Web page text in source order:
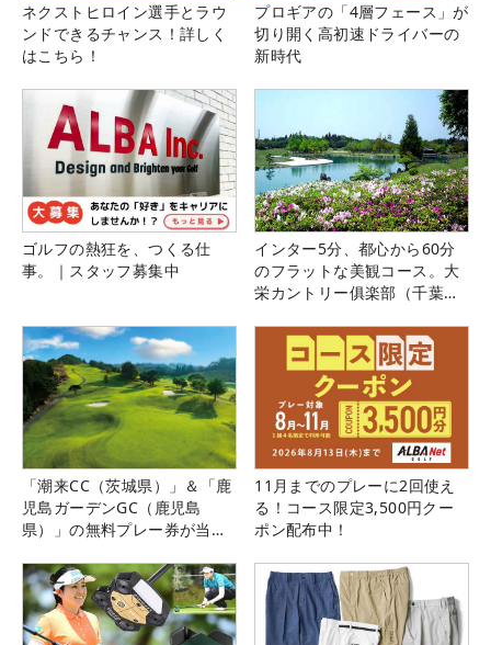
ネクストヒロイン選手とラウ
ンドできるチャンス！詳しく
はこちら！
プロギアの「4層フェース」が
切り開く高初速ドライバーの
新時代
ゴルフの熱狂を、つくる仕
事。｜スタッフ募集中
インター5分、都心から60分
のフラットな美観コース。大
栄カントリー俱楽部（千葉
「潮来CC（茨城県）」＆「鹿
児島ガーデンGC（鹿児島
県）」の無料プレー券が当た
11月までのプレーに2回使え
る！コース限定3,500円クー
ポン配布中！